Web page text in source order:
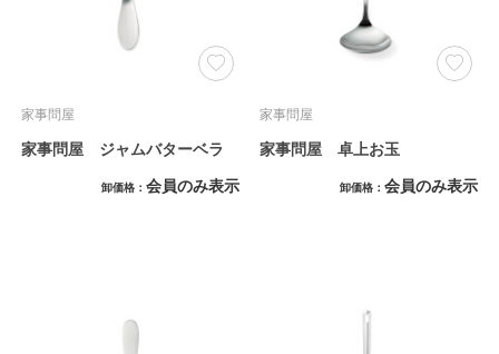
家事問屋
家事問屋 ジャムバターベラ
卸価格 会員のみ表示
家事問屋
家事問屋 卓上お玉
卸価格 会員のみ表示